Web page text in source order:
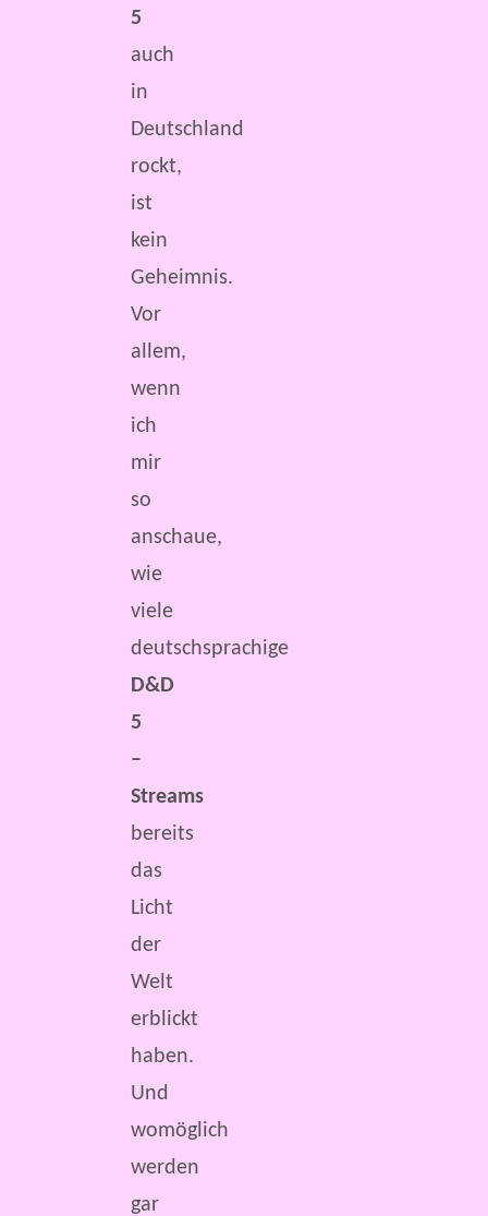
5
auch
in
Deutschland
rockt,
ist
kein
Geheimnis.
Vor
allem,
wenn
ich
mir
so
anschaue,
wie
viele
deutschsprachige
D&D
5
–
Streams
bereits
das
Licht
der
Welt
erblickt
haben.
Und
womöglich
werden
gar